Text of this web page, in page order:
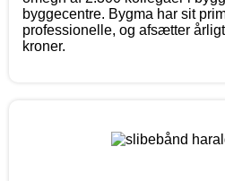
byggecentre. Bygma har sit
professionelle, og afsætter
kroner.